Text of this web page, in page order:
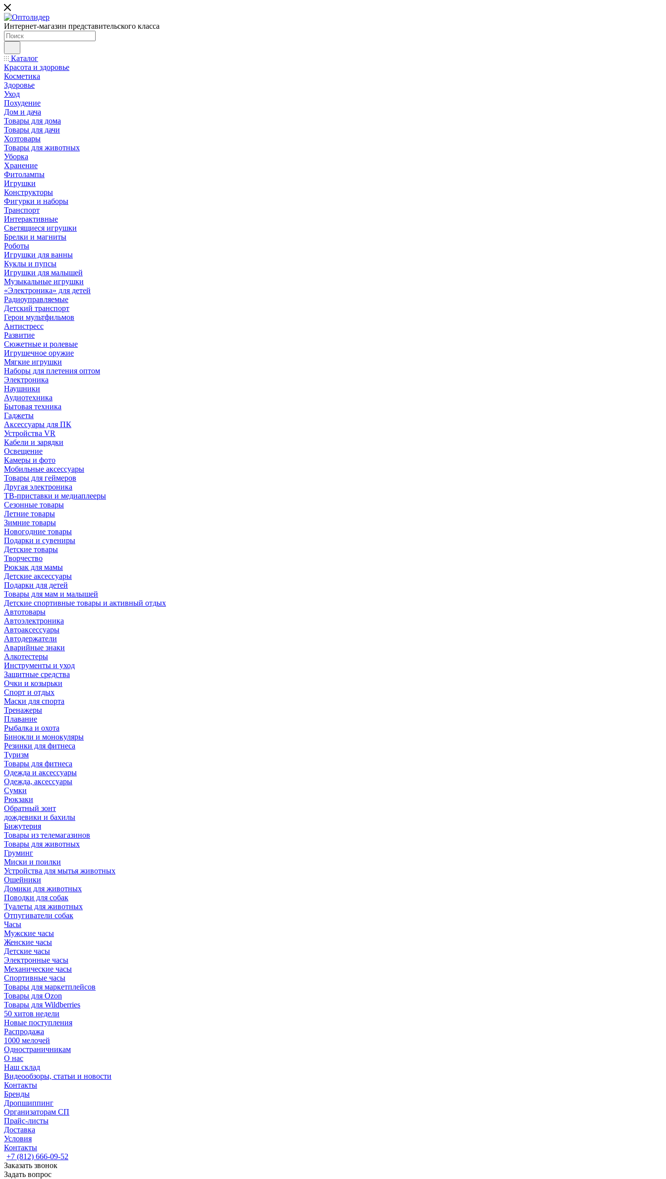
Интернет-магазин представительского класса
Каталог
Красота и здоровье
Косметика
Здоровье
Уход
Похудение
Дом и дача
Товары для дома
Товары для дачи
Хозтовары
Товары для животных
Уборка
Хранение
Фитолампы
Игрушки
Конструкторы
Фигурки и наборы
Транспорт
Интерактивные
Светящиеся игрушки
Брелки и магниты
Роботы
Игрушки для ванны
Куклы и пупсы
Игрушки для малышей
Музыкальные игрушки
«Электроника» для детей
Радиоуправляемые
Детский транспорт
Герои мультфильмов
Антистресс
Развитие
Сюжетные и ролевые
Игрушечное оружие
Мягкие игрушки
Наборы для плетения оптом
Электроника
Наушники
Аудиотехника
Бытовая техника
Гаджеты
Аксессуары для ПК
Устройства VR
Кабели и зарядки
Освещение
Камеры и фото
Мобильные аксессуары
Товары для геймеров
Другая электроника
ТВ-приставки и медиаплееры
Сезонные товары
Летние товары
Зимние товары
Новогодние товары
Подарки и сувениры
Детские товары
Творчество
Рюкзак для мамы
Детские аксессуары
Подарки для детей
Товары для мам и малышей
Детские спортивные товары и активный отдых
Автотовары
Автоэлектроника
Автоаксессуары
Автодержатели
Аварийные знаки
Алкотестеры
Инструменты и уход
Защитные средства
Очки и козырьки
Спорт и отдых
Маски для спорта
Тренажеры
Плавание
Рыбалка и охота
Бинокли и монокуляры
Резинки для фитнеса
Туризм
Товары для фитнеса
Одежда и аксессуары
Одежда, аксессуары
Сумки
Рюкзаки
Обратный зонт
дождевики и бахилы
Бижутерия
Товары из телемагазинов
Товары для животных
Груминг
Миски и поилки
Устройства для мытья животных
Ошейники
Домики для животных
Поводки для собак
Туалеты для животных
Отпугиватели собак
Часы
Мужские часы
Женские часы
Детские часы
Электронные часы
Механические часы
Спортивные часы
Товары для маркетплейсов
Товары для Ozon
Товары для Wildberries
50 хитов недели
Новые поступления
Распродажа
1000 мелочей
Одностраничникам
О нас
Наш склад
Видеообзоры, статьи и новости
Контакты
Бренды
Дропшиппинг
Организаторам СП
Прайс-листы
Доставка
Условия
Контакты
+7 (812) 666-09-52
Заказать звонок
Задать вопрос